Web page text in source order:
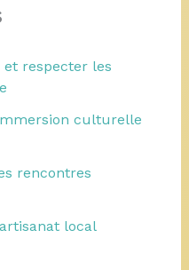
respecter les
culturelle
rencontres
local